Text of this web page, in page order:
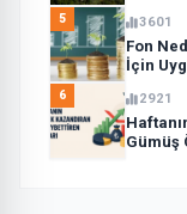
5 3601
Fon
İçin
6 2921
Gümüş